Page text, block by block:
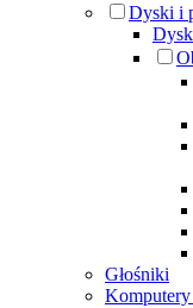
Dyski i
Głośniki
Komputery